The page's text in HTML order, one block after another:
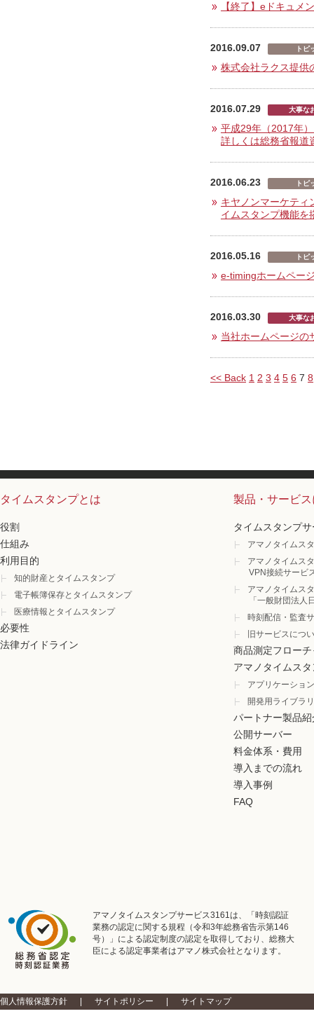
【終了】eドキュメ
2016.09.07 トピ
株式会社ラクス提供
2016.07.29 大事な
平成29年（2017年
詳しくは総務省報道
2016.06.23 トピ
キヤノンマーケティ
イムスタンプ機能を
2016.05.16 トピ
e-timingホームペー
2016.03.30 大事な
当社ホームページの
<< Back 1 2 3 4 5 6 7 8
タイムスタンプとは
役割
仕組み
利用目的
知的財産とタイムスタンプ
電子帳簿保存とタイムスタンプ
医療情報とタイムスタンプ
必要性
法律ガイドライン
製品・サービ
タイムスタンプ
アマノタイムス
アマノタイムス
VPN接続サービ
アマノタイムス
「一般財団法人
時刻配信・監査
旧サービスにつ
商品測定フロー
アマノタイムス
アプリケーショ
開発用ライブラリ
パートナー製品紹
公開サーバー
料金体系・費用
導入までの流れ
導入事例
FAQ
アマノタイムスタンプサービス3161は、「時刻認証
業務の認定に関する規程（令和3年総務省告示第146
号）」による認定制度の認定を取得しており、総務大
臣による認定事業者はアマノ株式会社となります。
個人情報保護方針 サイトポリシー サイトマップ